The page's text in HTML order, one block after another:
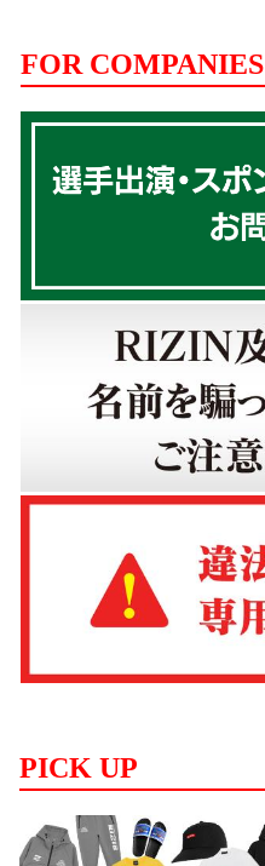
FOR COMPANIES
PICK UP